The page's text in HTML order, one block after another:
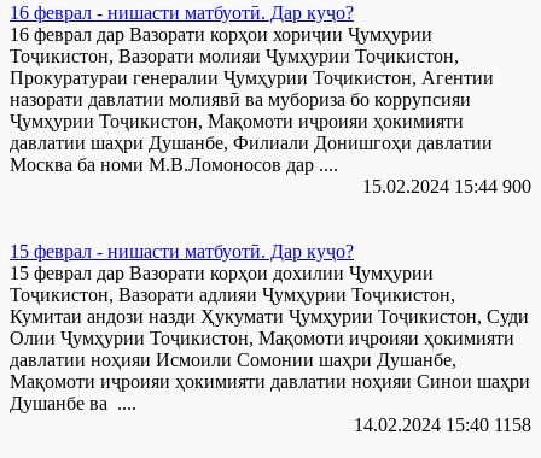
16 феврал - нишасти матбуотӣ. Дар куҷо?
16 феврал дар Вазорати корҳои хориҷии Ҷумҳурии
Тоҷикистон, Вазорати молияи Ҷумҳурии Тоҷикистон,
Прокуратураи генералии Ҷумҳурии Тоҷикистон, Агентии
назорати давлатии молиявӣ ва мубориза бо коррупсияи
Ҷумҳурии Тоҷикистон, Мақомоти иҷроияи ҳокимияти
давлатии шаҳри Душанбе, Филиали Донишгоҳи давлатии
Москва ба номи М.В.Ломоносов дар ....
15.02.2024 15:44 900
15 феврал - нишасти матбуотӣ. Дар куҷо?
15 феврал дар Вазорати корҳои дохилии Ҷумҳурии
Тоҷикистон, Вазорати адлияи Ҷумҳурии Тоҷикистон,
Кумитаи андози назди Ҳукумати Ҷумҳурии Тоҷикистон, Суди
Олии Ҷумҳурии Тоҷикистон, Мақомоти иҷроияи ҳокимияти
давлатии ноҳияи Исмоили Сомонии шаҳри Душанбе,
Мақомоти иҷроияи ҳокимияти давлатии ноҳияи Синои шаҳри
Душанбе ва ....
14.02.2024 15:40 1158